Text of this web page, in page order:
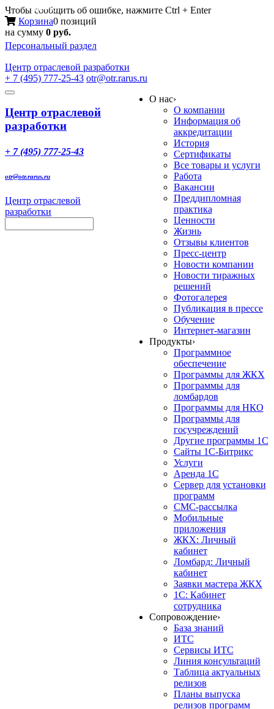
Чтобы сообщить об ошибке, нажмите Ctrl + Enter
Корзина0 позиций
на сумму 0 руб.
Персональный раздел
Центр отраслевой разработки
+ 7 (495) 777-25-43 otr@otr.rarus.ru
Toggle
Меню
Центр отраслевой
разработки
+ 7 (495) 777-25-43
otr@otr.rarus.ru
Центр отраслевой
разработки
О нас›
О компании
Информация об
аккредитации
История
Сертификаты
Все товары и услуги
Работа
Вакансии
Преддипломная
практика
Ценности
Жизнь
Отзывы клиентов
Пресс-центр
Новости компании
Новости тиражных
решений
Фотогалерея
Публикация в прессе
Обучение
Интернет-магазин
Продукты›
Программное
обеспечение
Программы для ЖКХ
Программы для
ломбардов
Программы для НКО
Программы для
госучреждений
Другие программы 1С
Сайты 1С-Битрикс
Услуги
Аренда 1С
Сервер для установки
программ
СМС-рассылка
Мобильные
приложения
ЖКХ: Личный
кабинет
Ломбард: Личный
кабинет
Заявки мастера ЖКХ
1С: Кабинет
сотрудника
Сопровождение›
База знаний
ИТС
Сервисы ИТС
Линия консультаций
Таблица актуальных
релизов
Планы выпуска
релизов программ